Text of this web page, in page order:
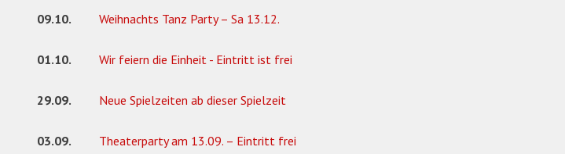
09.10. Weihnachts Tanz Party – Sa 13.12.
01.10. Wir feiern die Einheit - Eintritt ist frei
29.09. Neue Spielzeiten ab dieser Spielzeit
03.09. Theaterparty am 13.09. – Eintritt frei